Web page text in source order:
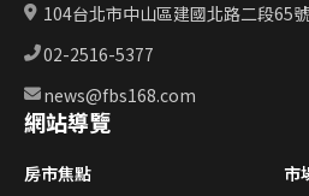
104台北市中山區建國北路二段65
02-2516-5377
news@fbs168.com
網站導覽
房市焦點 市